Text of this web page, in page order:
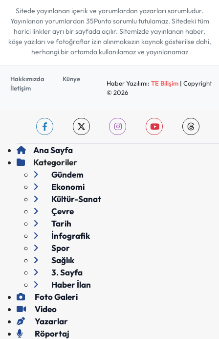
Sitede yayınlanan içerik ve yorumlardan yazarları sorumludur.
Yayınlanan yorumlardan 35Punto sorumlu tutulamaz. Sitedeki tüm
harici linkler ayrı bir sayfada açılır. Sitemizde yayınlanan haber,
köşe yazıları ve fotoğraflar izin alınmaksızın kaynak gösterilse dahi,
herhangi bir ortamda kullanılamaz ve yayınlanamaz
Hakkımızda
Künye
İletişim
Haber Yazılımı: TE Bilişim| Copyright
© 2026
Ana Sayfa
Kategoriler
Gündem
Ekonomi
Kültür-Sanat
Çevre
Tarih
İnfografik
Spor
Sağlık
3. Sayfa
Haber İlan
Foto Galeri
Video
Yazarlar
Röportaj